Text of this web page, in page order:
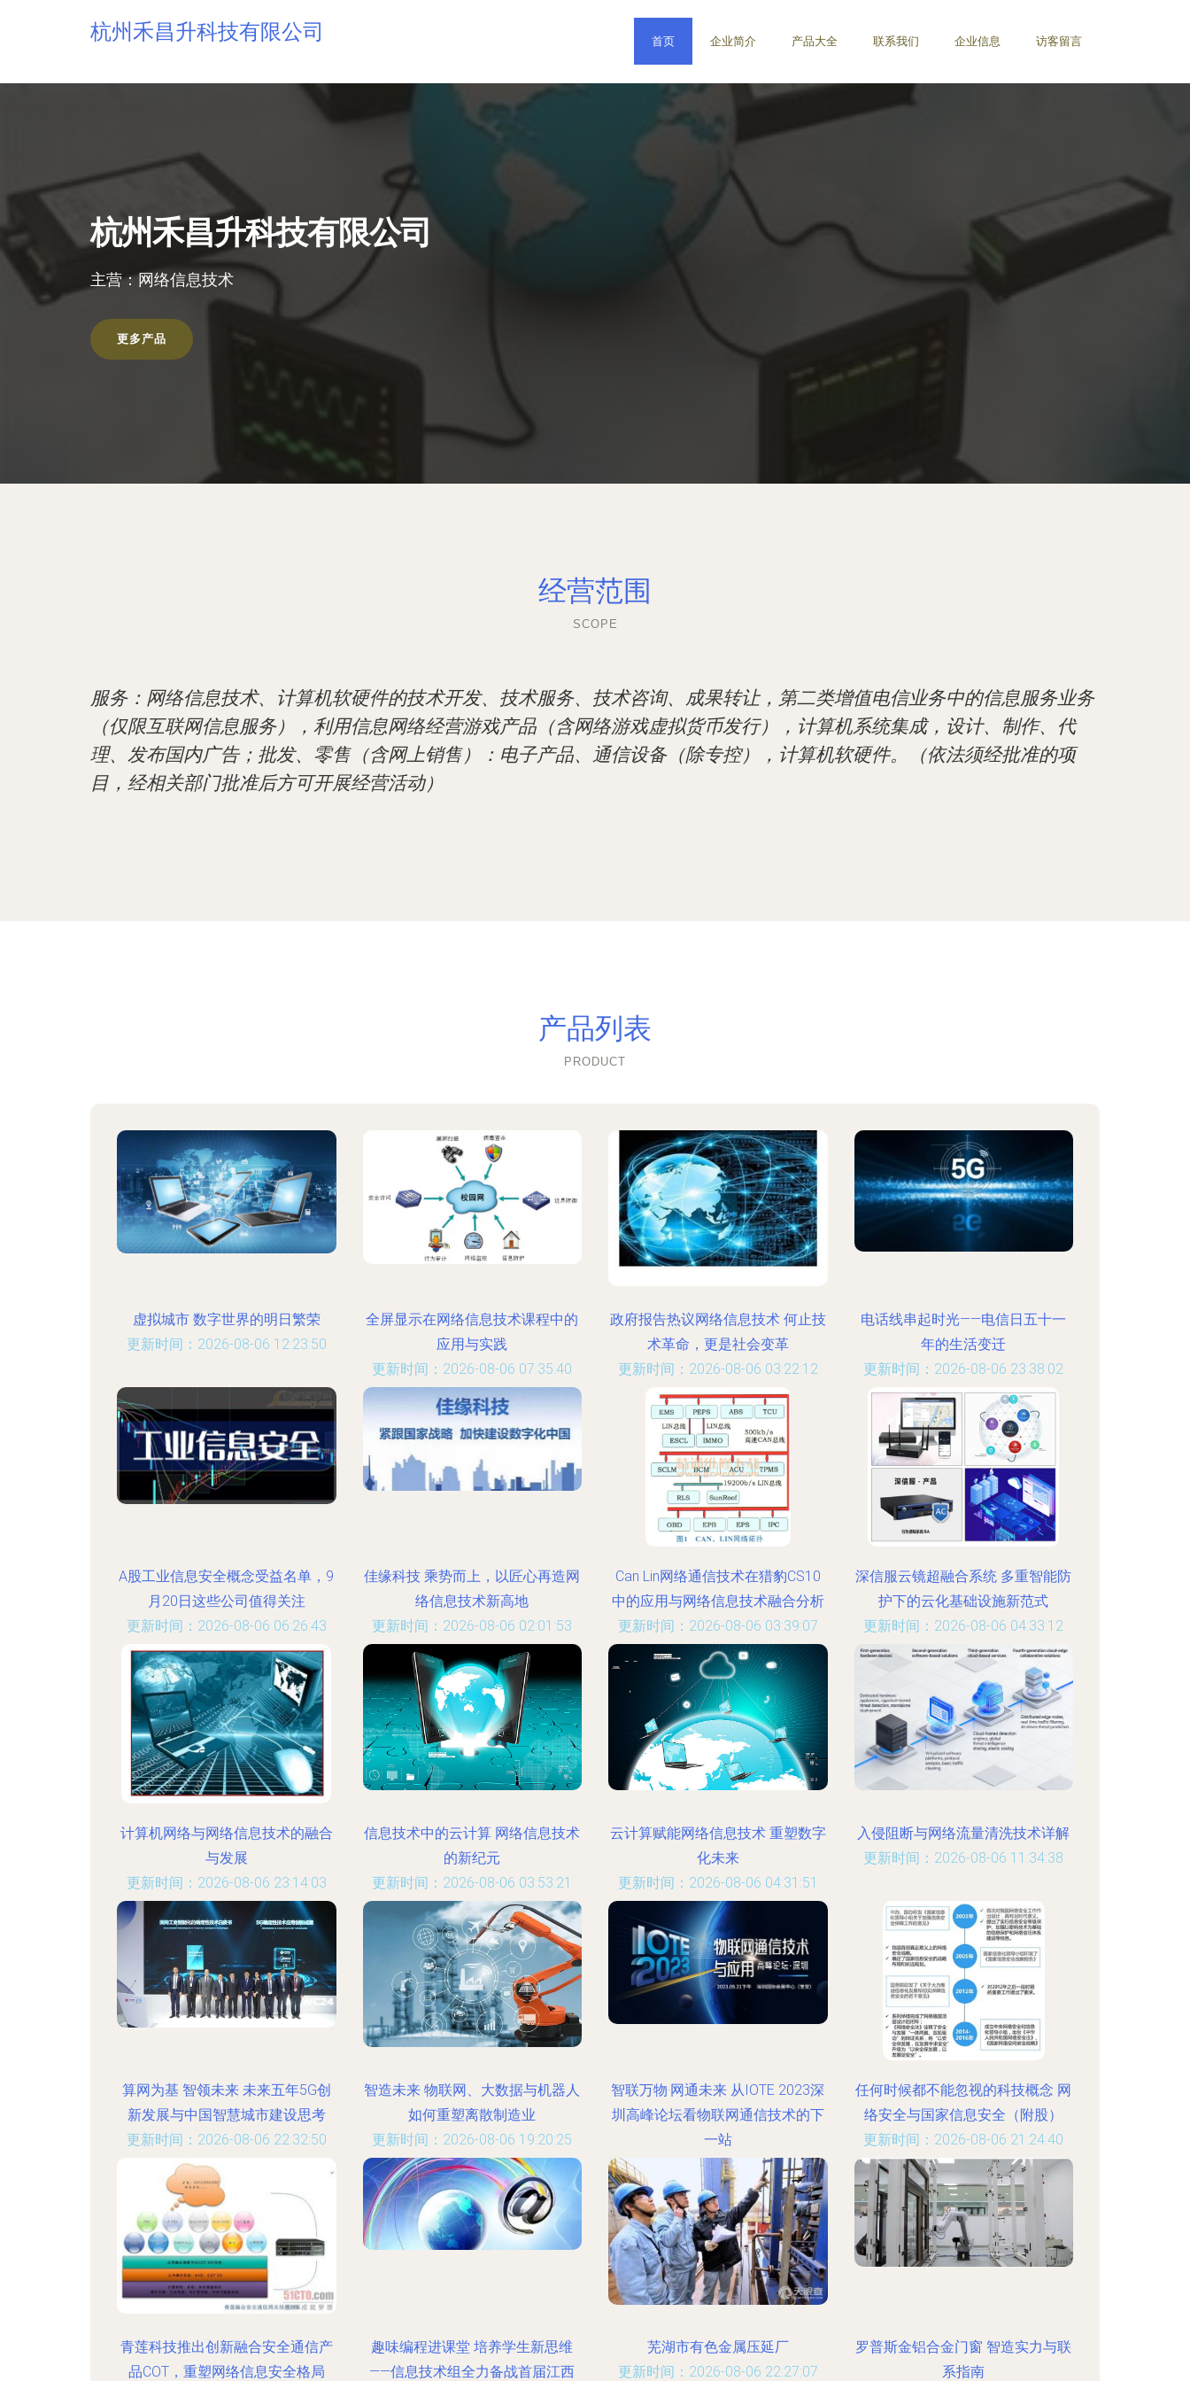
杭州禾昌升科技有限公司 首页 企业简介 产品大全 联系我们 企业信息 访客留言
杭州禾昌升科技有限公司
主营：网络信息技术
更多产品
经营范围
SCOPE
服务：网络信息技术、计算机软硬件的技术开发、技术服务、技术咨询、成果转让，第二类增值电信业务中的信息服务业务
（仅限互联网信息服务），利用信息网络经营游戏产品（含网络游戏虚拟货币发行），计算机系统集成，设计、制作、代
理、发布国内广告；批发、零售（含网上销售）：电子产品、通信设备（除专控），计算机软硬件。（依法须经批准的项
目，经相关部门批准后方可开展经营活动）
产品列表
PRODUCT
虚拟城市 数字世界的明日繁荣
更新时间：2026-08-06 12:23:50
全屏显示在网络信息技术课程中的
应用与实践
更新时间：2026-08-06 07:35:40
政府报告热议网络信息技术 何止技
术革命，更是社会变革
更新时间：2026-08-06 03:22:12
电话线串起时光——电信日五十一
年的生活变迁
更新时间：2026-08-06 23:38:02
A股工业信息安全概念受益名单，9
月20日这些公司值得关注
更新时间：2026-08-06 06:26:43
佳缘科技 乘势而上，以匠心再造网
络信息技术新高地
更新时间：2026-08-06 02:01:53
Can Lin网络通信技术在猎豹CS10
中的应用与网络信息技术融合分析
更新时间：2026-08-06 03:39:07
深信服云镜超融合系统 多重智能防
护下的云化基础设施新范式
更新时间：2026-08-06 04:33:12
计算机网络与网络信息技术的融合
与发展
更新时间：2026-08-06 23:14:03
信息技术中的云计算 网络信息技术
的新纪元
更新时间：2026-08-06 03:53:21
云计算赋能网络信息技术 重塑数字
化未来
更新时间：2026-08-06 04:31:51
入侵阻断与网络流量清洗技术详解
更新时间：2026-08-06 11:34:38
算网为基 智领未来 未来五年5G创
新发展与中国智慧城市建设思考
更新时间：2026-08-06 22:32:50
智造未来 物联网、大数据与机器人
如何重塑离散制造业
更新时间：2026-08-06 19:20:25
智联万物·网通未来 从IOTE 2023深
圳高峰论坛看物联网通信技术的下
一站
更新时间：2026-08-06 19:15:42
任何时候都不能忽视的科技概念 网
络安全与国家信息安全（附股）
更新时间：2026-08-06 21:24:40
青莲科技推出创新融合安全通信产
品COT，重塑网络信息安全格局
趣味编程进课堂 培养学生新思维
——信息技术组全力备战首届江西
芜湖市有色金属压延厂
更新时间：2026-08-06 22:27:07
罗普斯金铝合金门窗 智造实力与联
系指南